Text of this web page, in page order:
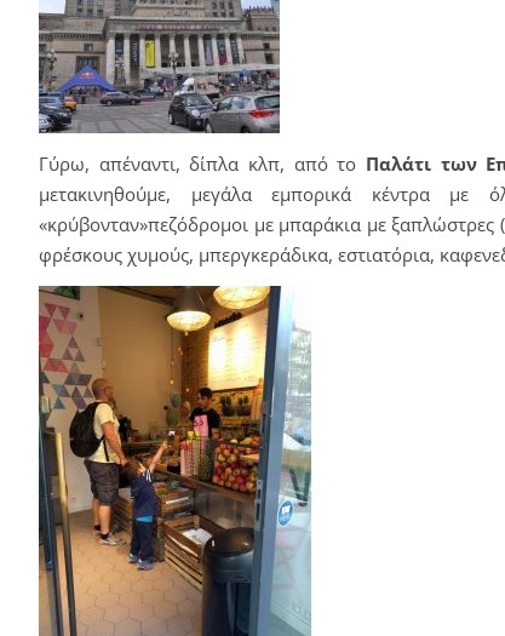
Γύρω, απέναντι, δίπλα κλπ, από το Παλάτι των
μετακινηθούμε, μεγάλα εμπορικά κέντρα με
«κρύβονταν»πεζόδρομοι με μπαράκια με
φρέσκους χυμούς, μπεργκεράδικα, εστιατόρια,